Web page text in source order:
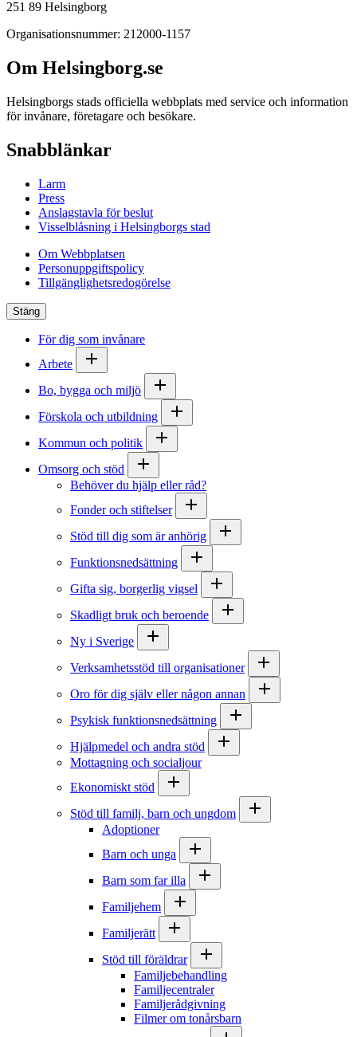
251 89 Helsingborg
Organisationsnummer: 212000-1157
Om Helsingborg.se
Helsingborgs stads officiella webbplats med service och information
för invånare, företagare och besökare.
Snabblänkar
Larm
Press
Anslagstavla för beslut
Visselblåsning i Helsingborgs stad
Om Webbplatsen
Personuppgiftspolicy
Tillgänglighetsredogörelse
Stäng
För dig som invånare
Arbete
Bo, bygga och miljö
Förskola och utbildning
Kommun och politik
Omsorg och stöd
Behöver du hjälp eller råd?
Fonder och stiftelser
Stöd till dig som är anhörig
Funktionsnedsättning
Gifta sig, borgerlig vigsel
Skadligt bruk och beroende
Ny i Sverige
Verksamhetsstöd till organisationer
Oro för dig själv eller någon annan
Psykisk funktionsnedsättning
Hjälpmedel och andra stöd
Mottagning och socialjour
Ekonomiskt stöd
Stöd till familj, barn och ungdom
Adoptioner
Barn och unga
Barn som far illa
Familjehem
Familjerätt
Stöd till föräldrar
Familjebehandling
Familjecentraler
Familjerådgivning
Filmer om tonårsbarn